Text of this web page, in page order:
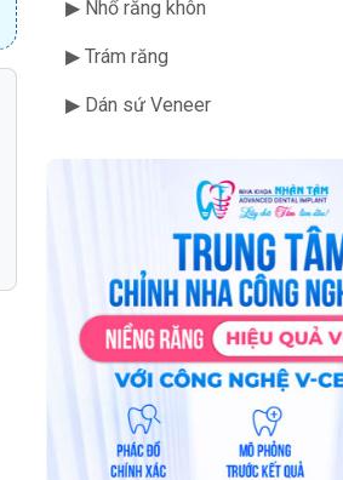
▶ Nhổ răng khôn
▶ Trám răng
▶ Dán sứ Veneer